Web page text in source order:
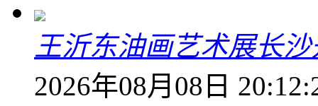
王沂东油画艺术展长
2026年08月08日